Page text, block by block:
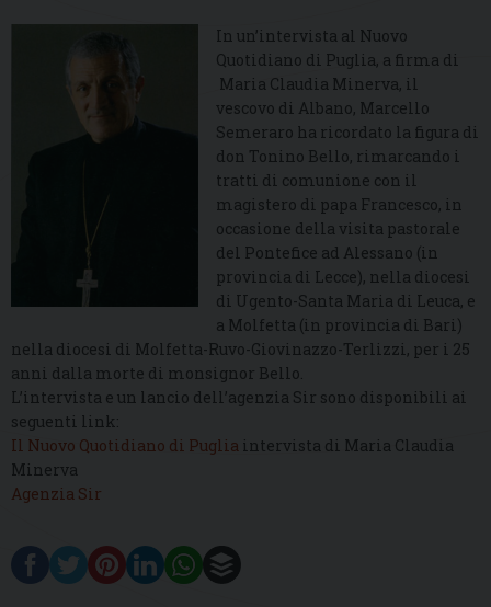
In un’intervista al Nuovo
Quotidiano di Puglia, a firma di
Maria Claudia Minerva, il
vescovo di Albano, Marcello
Semeraro ha ricordato la figura di
don Tonino Bello, rimarcando i
tratti di comunione con il
magistero di papa Francesco, in
occasione della visita pastorale
del Pontefice ad Alessano (in
provincia di Lecce), nella diocesi
di Ugento-Santa Maria di Leuca, e
a Molfetta (in provincia di Bari)
nella diocesi di Molfetta-Ruvo-Giovinazzo-Terlizzi, per i 25
anni dalla morte di monsignor Bello.
L’intervista e un lancio dell’agenzia Sir sono disponibili ai
seguenti link:
Il Nuovo Quotidiano di Puglia intervista di Maria Claudia
Minerva
Agenzia Sir